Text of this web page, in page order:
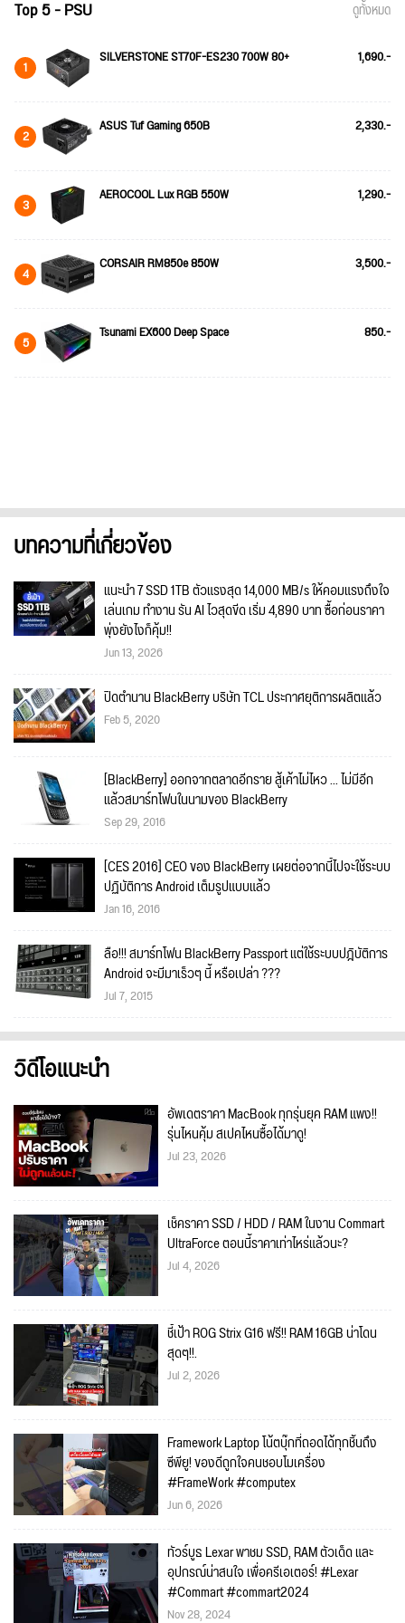
Top 5 - PSU ดูทั้งหมด
1 SILVERSTONE ST70F-ES230 700W 80+ 1,690.-
2 ASUS Tuf Gaming 650B 2,330.-
3 AEROCOOL Lux RGB 550W 1,290.-
4 CORSAIR RM850e 850W 3,500.-
5 Tsunami EX600 Deep Space 850.-
บทความที่เกี่ยวข้อง
แนะนำ 7 SSD 1TB ตัวแรงสุด 14,000 MB/s ให้คอมแรงถึงใจ
เล่นเกม ทำงาน รัน AI ไวสุดขีด เริ่ม 4,890 บาท ซื้อก่อนราคา
พุ่งยังไงก็คุ้ม!!
Jun 13, 2026
ปิดตำนาน BlackBerry บริษัท TCL ประกาศยุติการผลิตแล้ว
Feb 5, 2020
[BlackBerry] ออกจากตลาดอีกราย สู้เค้าไม่ไหว ... ไม่มีอีก
แล้วสมาร์ทโฟนในนามของ BlackBerry
Sep 29, 2016
[CES 2016] CEO ของ BlackBerry เผยต่อจากนี้ไปจะใช้ระบบ
ปฏิบัติการ Android เต็มรูปแบบแล้ว
Jan 16, 2016
ลือ!!! สมาร์ทโฟน BlackBerry Passport แต่ใช้ระบบปฎิบัติการ
Android จะมีมาเร็วๆ นี้ หรือเปล่า ???
Jul 7, 2015
วิดีโอแนะนำ
อัพเดตราคา MacBook ทุกรุ่นยุค RAM แพง!!
รุ่นไหนคุ้ม สเปคไหนซื้อได้มาดู!
Jul 23, 2026
เช็คราคา SSD / HDD / RAM ในงาน Commart
UltraForce ตอนนี้ราคาเท่าไหร่แล้วนะ?
Jul 4, 2026
ชี้เป้า ROG Strix G16 ฟรี!! RAM 16GB น่าโดน
สุดๆ!!.
Jul 2, 2026
Framework Laptop โน้ตบุ๊กที่ถอดได้ทุกชิ้นถึง
ซีพียู! ของดีถูกใจคนชอบโมเครื่อง
#FrameWork #computex
Jun 6, 2026
ทัวร์บูธ Lexar พาชม SSD, RAM ตัวเด็ด และ
อุปกรณ์น่าสนใจ เพื่อครีเอเตอร์! #Lexar
#Commart #commart2024
Nov 28, 2024